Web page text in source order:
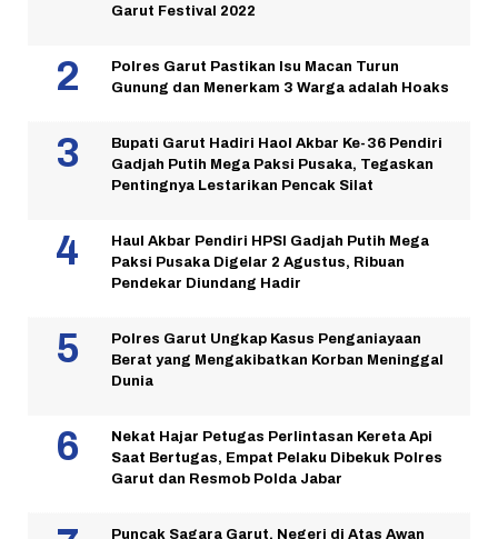
Garut Festival 2022
Polres Garut Pastikan Isu Macan Turun
Gunung dan Menerkam 3 Warga adalah Hoaks
Bupati Garut Hadiri Haol Akbar Ke-36 Pendiri
Gadjah Putih Mega Paksi Pusaka, Tegaskan
Pentingnya Lestarikan Pencak Silat
Haul Akbar Pendiri HPSI Gadjah Putih Mega
Paksi Pusaka Digelar 2 Agustus, Ribuan
Pendekar Diundang Hadir
Polres Garut Ungkap Kasus Penganiayaan
Berat yang Mengakibatkan Korban Meninggal
Dunia
Nekat Hajar Petugas Perlintasan Kereta Api
Saat Bertugas, Empat Pelaku Dibekuk Polres
Garut dan Resmob Polda Jabar
Puncak Sagara Garut, Negeri di Atas Awan